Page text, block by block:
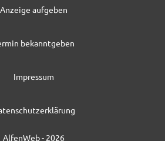
Anzeige aufgeben
bekanntgeben
Impressum
AlfenWeb - 2026